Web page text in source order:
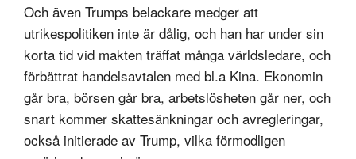
Och även Trumps belackare medger att
utrikespolitiken inte är dålig, och han har under sin
korta tid vid makten träffat många världsledare, och
förbättrat handelsavtalen med bl.a Kina. Ekonomin
går bra, börsen går bra, arbetslösheten går ner, och
snart kommer skattesänkningar och avregleringar,
också initierade av Trump, vilka förmodligen